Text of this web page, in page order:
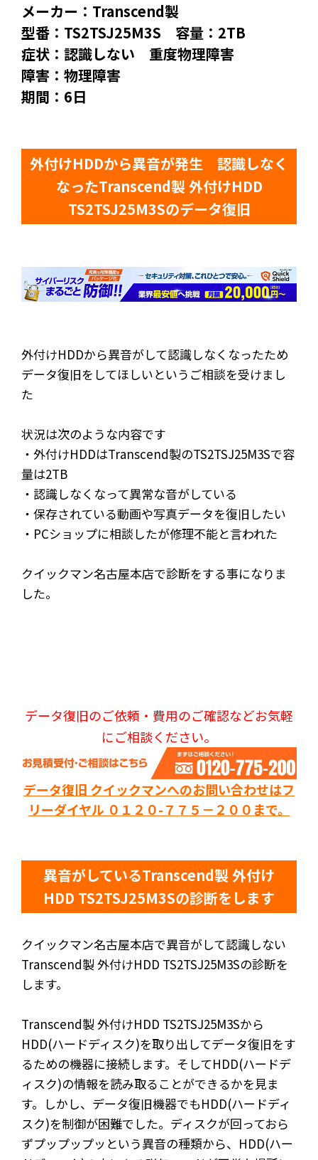
メーカー：Transcend製
型番：TS2TSJ25M3S 容量：2TB
症状：認識しない 重度物理障害
障害：物理障害
期間：6日
外付けHDDから異音が発生 認識しなく
なったTranscend製 外付けHDD
TS2TSJ25M3Sのデータ復旧
外付けHDDから異音がして認識しなくなったため
データ復旧をしてほしいというご相談を受けまし
た
状況は次のような内容です
・外付けHDDはTranscend製のTS2TSJ25M3Sで容
量は2TB
・認識しなくなって異常な音がしている
・保存されている動画や写真データを復旧したい
・ PCショップに相談したが修理不能と言われた
クイックマン名古屋本店で診断をする事になりま
した。
データ復旧のご依頼・費用のご確認などお気軽
にご相談ください。
データ復旧 クイックマンへのお問い合わせはフ
リーダイヤル ０１２０-７７５－２００まで。
異音がしているTranscend製 外付け
HDD TS2TSJ25M3Sの診断をします
クイックマン名古屋本店で異音がして認識しない
Transcend製 外付けHDD TS2TSJ25M3Sの診断を
します。
Transcend製 外付けHDD TS2TSJ25M3Sから
HDD(ハードディスク)を取り出してデータ復旧をす
るための機器に接続します。そしてHDD(ハードデ
ィスク)の情報を読み取ることができるかを見ま
す。しかし、データ復旧機器でもHDD(ハードディ
スク)を制御が困難でした。ディスクが回っておら
ずプップップッという異音の種類から、HDD(ハー